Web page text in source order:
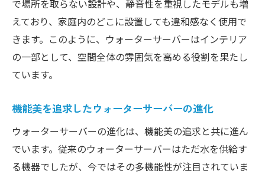
で場所を取らない設計や、静音性を重視したモデルも増
えており、家庭内のどこに設置しても違和感なく使用で
きます。このように、ウォーターサーバーはインテリア
の一部として、空間全体の雰囲気を高める役割を果たし
ています。
機能美を追求したウォーターサーバーの進化
ウォーターサーバーの進化は、機能美の追求と共に進ん
でいます。従来のウォーターサーバーはただ水を供給す
る機器でしたが、今ではその多機能性が注目されていま